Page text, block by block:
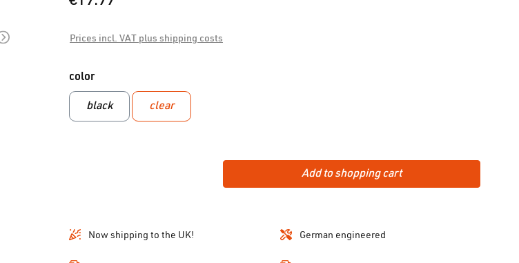
Prices incl. VAT plus shipping costs
Select
color
black clear
Add to shopping cart
Now shipping to the UK! German engineered